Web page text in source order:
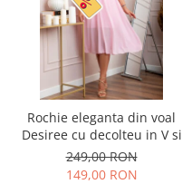
Rochie eleganta din voal
Desiree cu decolteu in V si
curea - Roz pastel
249,00 RON
149,00 RON